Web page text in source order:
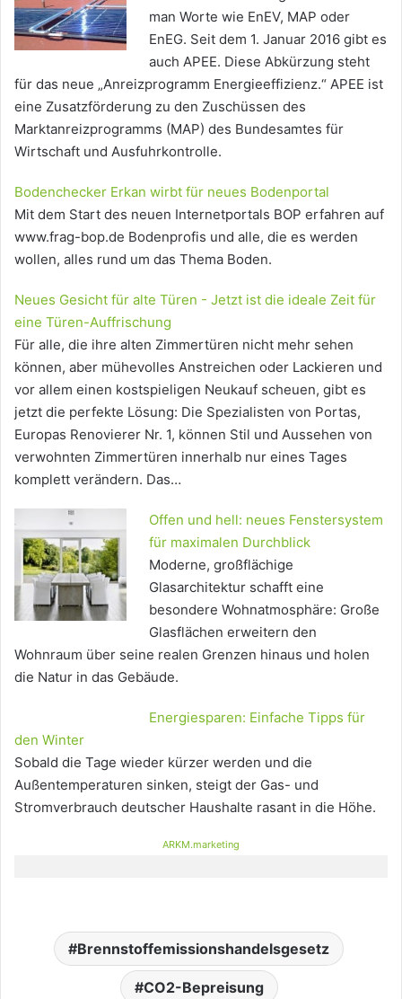
man Worte wie EnEV, MAP oder
EnEG. Seit dem 1. Januar 2016 gibt es
auch APEE. Diese Abkürzung steht
für das neue „Anreizprogramm Energieeffizienz.“ APEE ist
eine Zusatzförderung zu den Zuschüssen des
Marktanreizprogramms (MAP) des Bundesamtes für
Wirtschaft und Ausfuhrkontrolle.
Bodenchecker Erkan wirbt für neues Bodenportal
Mit dem Start des neuen Internetportals BOP erfahren auf
www.frag-bop.de Bodenprofis und alle, die es werden
wollen, alles rund um das Thema Boden.
Neues Gesicht für alte Türen - Jetzt ist die ideale Zeit für
eine Türen-Auffrischung
Für alle, die ihre alten Zimmertüren nicht mehr sehen
können, aber mühevolles Anstreichen oder Lackieren und
vor allem einen kostspieligen Neukauf scheuen, gibt es
jetzt die perfekte Lösung: Die Spezialisten von Portas,
Europas Renovierer Nr. 1, können Stil und Aussehen von
verwohnten Zimmertüren innerhalb nur eines Tages
komplett verändern. Das…
Offen und hell: neues Fenstersystem
für maximalen Durchblick
Moderne, großflächige
Glasarchitektur schafft eine
besondere Wohnatmosphäre: Große
Glasflächen erweitern den
Wohnraum über seine realen Grenzen hinaus und holen
die Natur in das Gebäude.
Energiesparen: Einfache Tipps für
den Winter
Sobald die Tage wieder kürzer werden und die
Außentemperaturen sinken, steigt der Gas- und
Stromverbrauch deutscher Haushalte rasant in die Höhe.
ARKM.marketing
Brennstoffemissionshandelsgesetz
CO2-Bepreisung